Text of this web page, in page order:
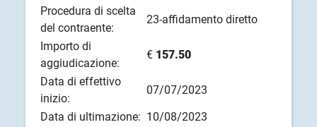
Procedura di scelta
del contraente:
23-affidamento diretto
Importo di
aggiudicazione:
€ 157.50
Data di effettivo
inizio:
07/07/2023
Data di ultimazione: 10/08/2023